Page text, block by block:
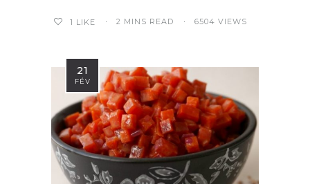
1 LIKE 2 MINS READ 6504 VIEWS
21
FÉV